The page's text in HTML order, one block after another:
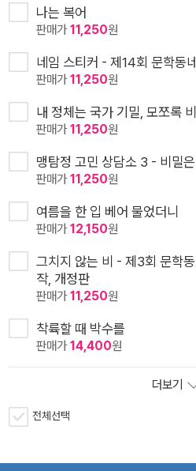
나는 복어
판매가11,250원
네임 스티커 - 제14회 문학동
판매가11,250원
내 정체는 국가 기밀, 모쪼록
판매가11,250원
맹탐정 고민 상담소 3 - 비밀
판매가11,250원
여름을 한 입 베어 물었더니
판매가12,150원
그치지 않는 비 - 제3회 문학
작, 개정판
판매가11,250원
착륙할 때 박수를
판매가14,400원
더보기
전체선택